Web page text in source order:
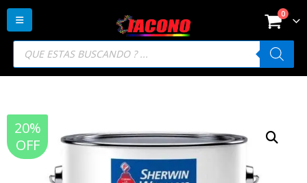
Búsqueda
productos
0
20%
OFF